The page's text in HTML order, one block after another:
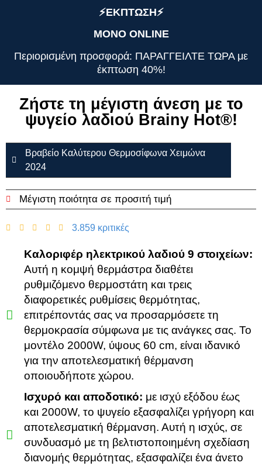
⚡️ΕΚΠΤΩΣΗ⚡️
ΜΟΝΟ ONLINE
Περιορισμένη προσφορά: ΠΑΡΑΓΓΕΙΛΤΕ ΤΩΡΑ με
έκπτωση 40%!
Ζήστε τη μέγιστη άνεση με το
ψυγείο λαδιού Brainy Hot®️!
Βραβείο Καλύτερου Θερμοσίφωνα Χειμώνα
2024
Μέγιστη ποιότητα σε προσιτή τιμή
3.859 κριτικές
Καλοριφέρ ηλεκτρικού λαδιού 9 στοιχείων:
Αυτή η κομψή θερμάστρα διαθέτει
ρυθμιζόμενο θερμοστάτη και τρεις
διαφορετικές ρυθμίσεις θερμότητας,
επιτρέποντάς σας να προσαρμόσετε τη
θερμοκρασία σύμφωνα με τις ανάγκες σας. Το
μοντέλο 2000W, ύψους 60 cm, είναι ιδανικό
για την αποτελεσματική θέρμανση
οποιουδήποτε χώρου.
Ισχυρό και αποδοτικό: με ισχύ εξόδου έως
και 2000W, το ψυγείο εξασφαλίζει γρήγορη και
αποτελεσματική θέρμανση. Αυτή η ισχύς, σε
συνδυασμό με τη βελτιστοποιημένη σχεδίαση
διανομής θερμότητας, εξασφαλίζει ένα άνετο